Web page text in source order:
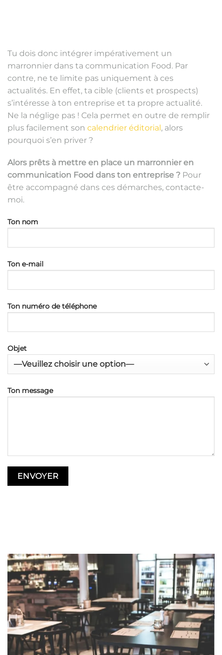
Tu dois donc intégrer impérativement un
marronnier dans ta communication Food. Par
contre, ne te limite pas uniquement à ces
actualités. En effet, ta cible (clients et prospects)
s’intéresse à ton entreprise et ta propre actualité.
Ne la néglige pas ! Cela permet en outre de remplir
plus facilement son calendrier éditorial, alors
pourquoi s’en priver ?
Alors prêts à mettre en place un marronnier en
communication Food dans ton entreprise ? Pour
être accompagné dans ces démarches, contacte-
moi.
Ton nom
Ton e-mail
Ton numéro de téléphone
Objet
Ton message